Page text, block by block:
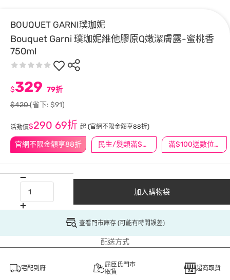
BOUQUET GARNI璞珈妮
Bouquet Garni 璞珈妮維他膠原Q嫩潔膚露-蜜桃香
750ml
官網不限金額享88折 民生/髮類滿$388送舒潔冰巾 滿$100送數位印花
$329 79折
$420(省下: $91)
活動價$290 69折 起 (官網不限金額享88折)
加入購物袋
查看門市庫存 (可能有時間誤差)
配送方式
宅配到府
屈臣氏門市
取貨
超商取貨